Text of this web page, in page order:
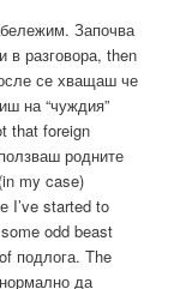
Започва
в разговора, then
се хващаш че
на “чуждия”
that foreign
родните
my case)
I’ve started to
odd beast
подлога. The
да